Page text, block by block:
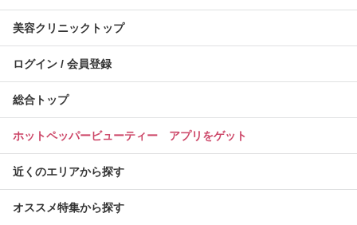
美容クリニックトップ
ログイン / 会員登録
総合トップ
ホットペッパービューティー アプリをゲット
近くのエリアから探す
オススメ特集から探す